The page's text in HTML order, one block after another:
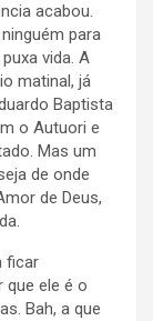
acabou.
para
vida. A
matinal, já
Baptista
o Autuori e
Mas um
de onde
de Deus,
ficar
que ele é o
Bah, a que